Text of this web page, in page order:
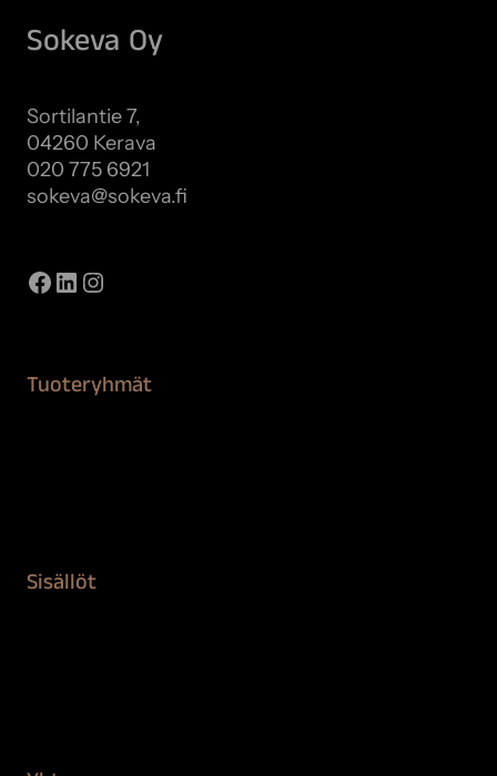
Sokeva Oy
Sortilantie 7,
04260 Kerava
020 775 6921
sokeva@sokeva.fi
Facebook
LinkedIn
Instagram
Tuoteryhmät
Sisällöt